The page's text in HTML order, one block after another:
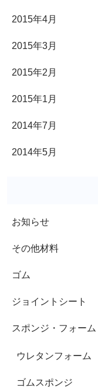
2015年4月
2015年3月
2015年2月
2015年1月
2014年7月
2014年5月
お知らせ
その他材料
ゴム
ジョイントシート
スポンジ・フォーム
ウレタンフォーム
ゴムスポンジ